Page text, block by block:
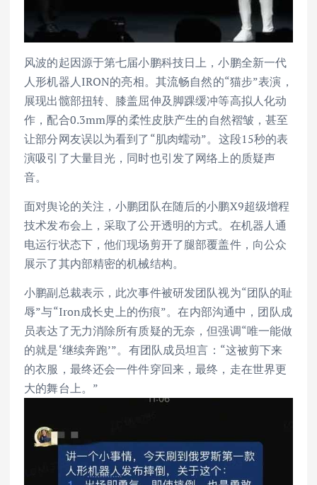
风波的起因源于第七届小鹏科技日上，小鹏全新一代
人形机器人IRON的亮相。其流畅自然的“猫步”表演，
展现出髋部扭转、膝盖屈伸及脚踝缓冲等高拟人化动
作，配合0.3mm厚的柔性皮肤产生的自然褶皱，甚至
让部分网友误以为看到了“肌肉蠕动”。这段15秒的表
演吸引了大量目光，同时也引发了网络上的质疑声
音。
面对舆论的关注，小鹏团队在随后的小鹏X9超级增程
技术发布会上，采取了公开透明的方式。在机器人通
电运行状态下，他们现场剪开了腿部覆盖件，向公众
展示了其内部精密的机械结构。
小鹏副总裁表示，此次事件被研发团队视为“团队的耻
辱”与“Iron成长史上的伤痕”。在内部沟通中，团队成
员表达了无力消除所有质疑的无奈，但强调“唯一能做
的就是‘继续奔跑’”。有团队成员坦言：“这被剪下来
的衣服，最终还会一件件穿回来，最终，走在世界更
大的舞台上。”